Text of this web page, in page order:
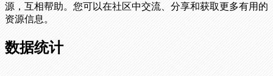
源，互相帮助。您可以在社区中交流、分享和获取更多有用的
资源信息。
数据统计